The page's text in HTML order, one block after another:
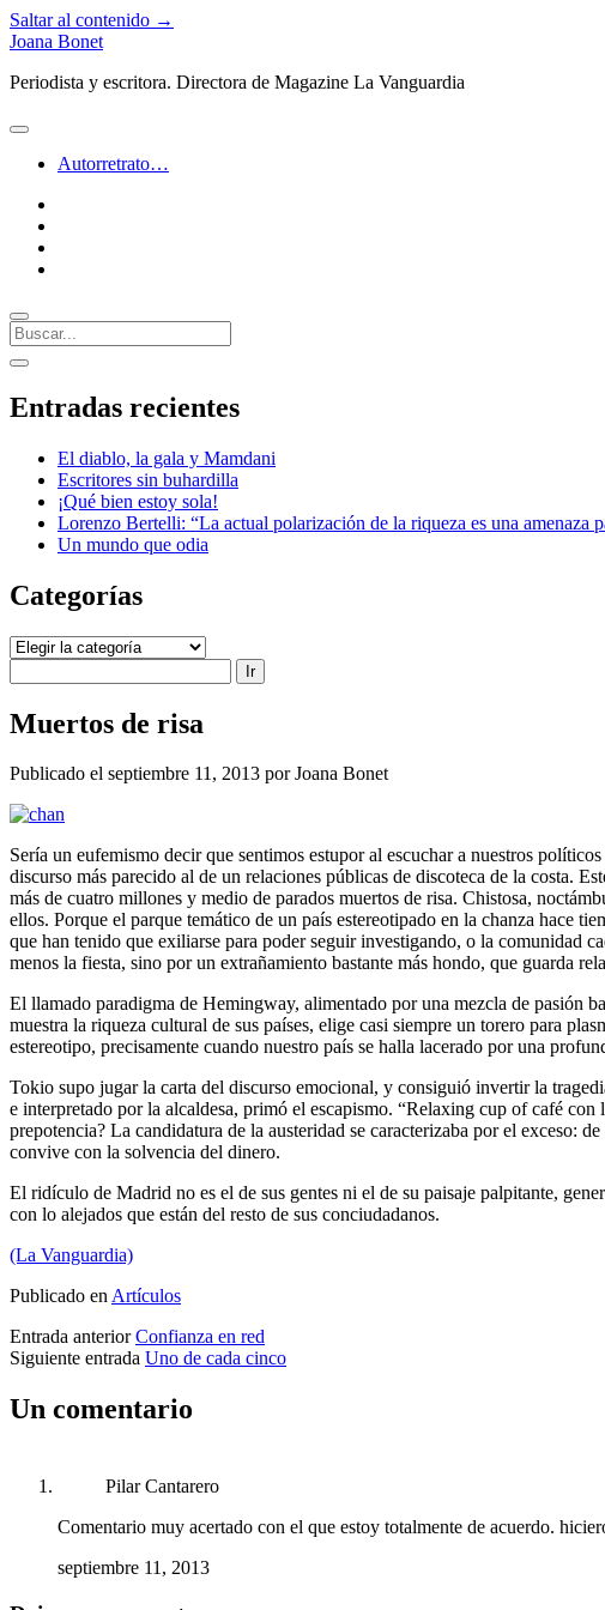
Saltar al contenido →
Joana Bonet
Periodista y escritora. Directora de Magazine La Vanguardia
abrir
Autorretrato…
Buscar
Barra
lateral
abrir
lateral
Entradas recientes
El diablo, la gala y Mamdani
Escritores sin buhardilla
¡Qué bien estoy sola!
Lorenzo Bertelli: “La actual polarización de la riqueza es una amenaza
Un mundo que odia
Categorías
Categorías
Muertos de risa
Publicado el septiembre 11, 2013 por Joana Bonet
Sería un eufemismo decir que sentimos estupor al escuchar a nuestros
discurso más parecido al de un relaciones públicas de discoteca de la costa.
más de cuatro millones y medio de parados muertos de risa. Chistosa,
ellos. Porque el parque temático de un país estereotipado en la chanza hace
que han tenido que exiliarse para poder seguir investigando, o la comunidad
menos la fiesta, sino por un extrañamiento bastante más hondo, que guarda
El llamado paradigma de Hemingway, alimentado por una mezcla de pasión
muestra la riqueza cultural de sus países, elige casi siempre un torero para
estereotipo, precisamente cuando nuestro país se halla lacerado por una
Tokio supo jugar la carta del discurso emocional, y consiguió invertir la
e interpretado por la alcaldesa, primó el escapismo. “Relaxing cup of café
prepotencia? La candidatura de la austeridad se caracterizaba por el exceso:
convive con la solvencia del dinero.
El ridículo de Madrid no es el de sus gentes ni el de su paisaje palpitante,
con lo alejados que están del resto de sus conciudadanos.
(La Vanguardia)
Publicado enArtículos
Entrada anterior Confianza en red
Siguiente entrada Uno de cada cinco
Un comentario
Pilar Cantarero
Comentario muy acertado con el que estoy totalmente de acuerdo.
septiembre 11, 2013